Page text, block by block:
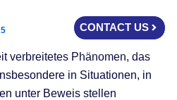
CONTACT US
verbreitetes Phänomen, das
in Situationen, in
unter Beweis stellen